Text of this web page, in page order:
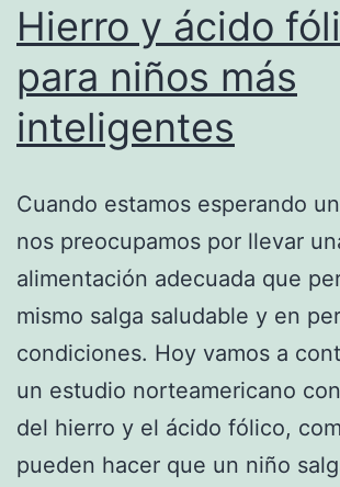
Hierro y ácido
para niños más
inteligentes
Cuando estamos esperando
nos preocupamos por llevar
alimentación adecuada que
mismo salga saludable y en
condiciones. Hoy vamos a
un estudio norteamericano
del hierro y el ácido fólico,
pueden hacer que un niño